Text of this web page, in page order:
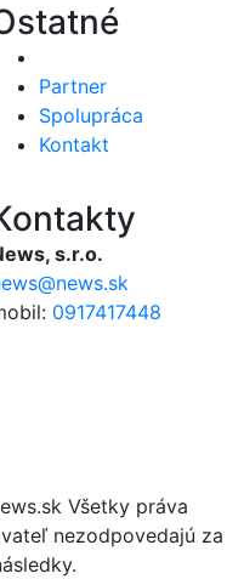
Partner
Spolupráca
Kontakt
s.r.o.
0917417448
Všetky práva
nezodpovedajú za